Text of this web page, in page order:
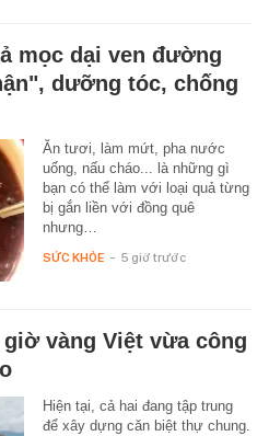
mọc dại ven đường
dưỡng tóc, chống
Ăn tươi, làm mứt, pha nước
uống, nấu cháo... là những gì
bạn có thể làm với loại quả từng
bị gắn liền với đồng quê
nhưng…
SỨC KHỎE - 5 giờ trước
vàng Việt vừa công
Hiện tại, cả hai đang tập trung
để xây dựng căn biệt thự chung.